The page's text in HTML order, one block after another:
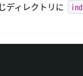
ディレクトリに